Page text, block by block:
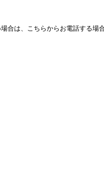
合は、こちらからお電話する場